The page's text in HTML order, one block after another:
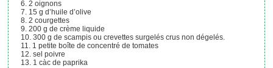
2 oignons
15 g d’huile d’olive
2 courgettes
200 g de crème liquide
300 g de scampis ou crevettes surgelés crus non dégelés.
1 petite boîte de concentré de tomates
sel poivre
1 càc de paprika